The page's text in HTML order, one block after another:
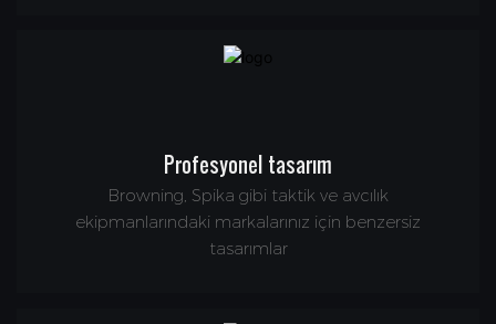
Profesyonel tasarım
Browning, Spika gibi taktik ve avcılık
ekipmanlarındaki markalarınız için benzersiz
tasarımlar